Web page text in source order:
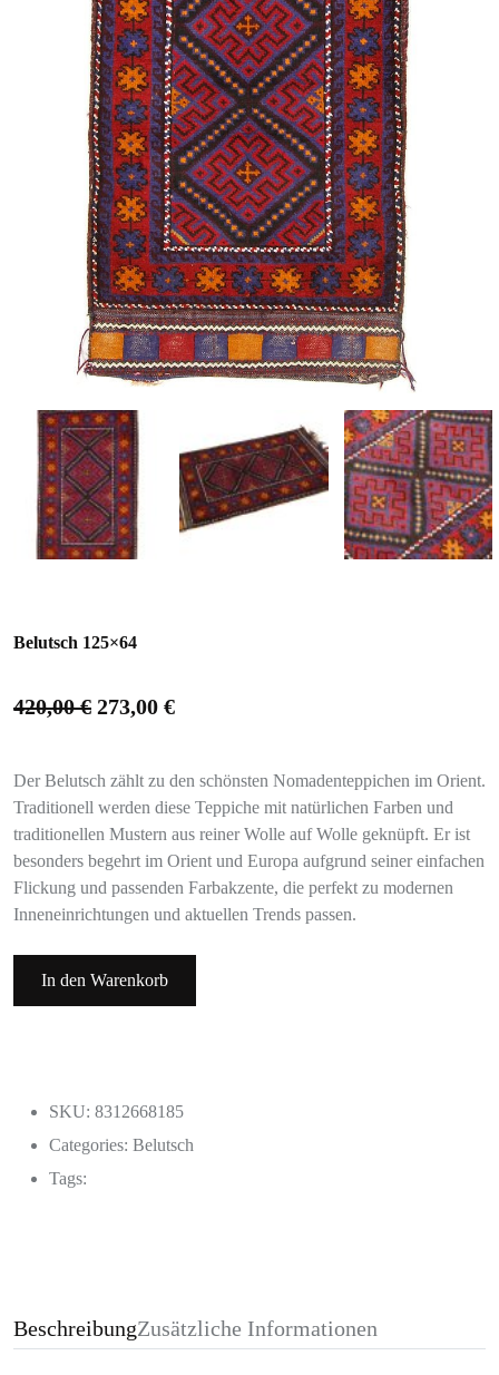
Belutsch 125×64
420,00€ 273,00 €
Der Belutsch zählt zu den schönsten Nomadenteppichen im Orient.
Traditionell werden diese Teppiche mit natürlichen Farben und
traditionellen Mustern aus reiner Wolle auf Wolle geknüpft. Er ist
besonders begehrt im Orient und Europa aufgrund seiner einfachen
Flickung und passenden Farbakzente, die perfekt zu modernen
Inneneinrichtungen und aktuellen Trends passen.
In den Warenkorb
SKU: 8312668185
Categories: Belutsch
Tags:
BeschreibungZusätzliche Informationen